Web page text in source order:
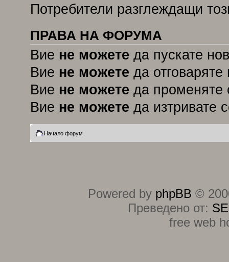
Потребители разглеждащи
ПРАВА НА ФОРУМА
Вие не можете да пускате
Вие не можете да
Вие не можете да променяте
Вие не можете да изтривате
Начало форум
Powered by phpBB ©
Преведено от:
free web